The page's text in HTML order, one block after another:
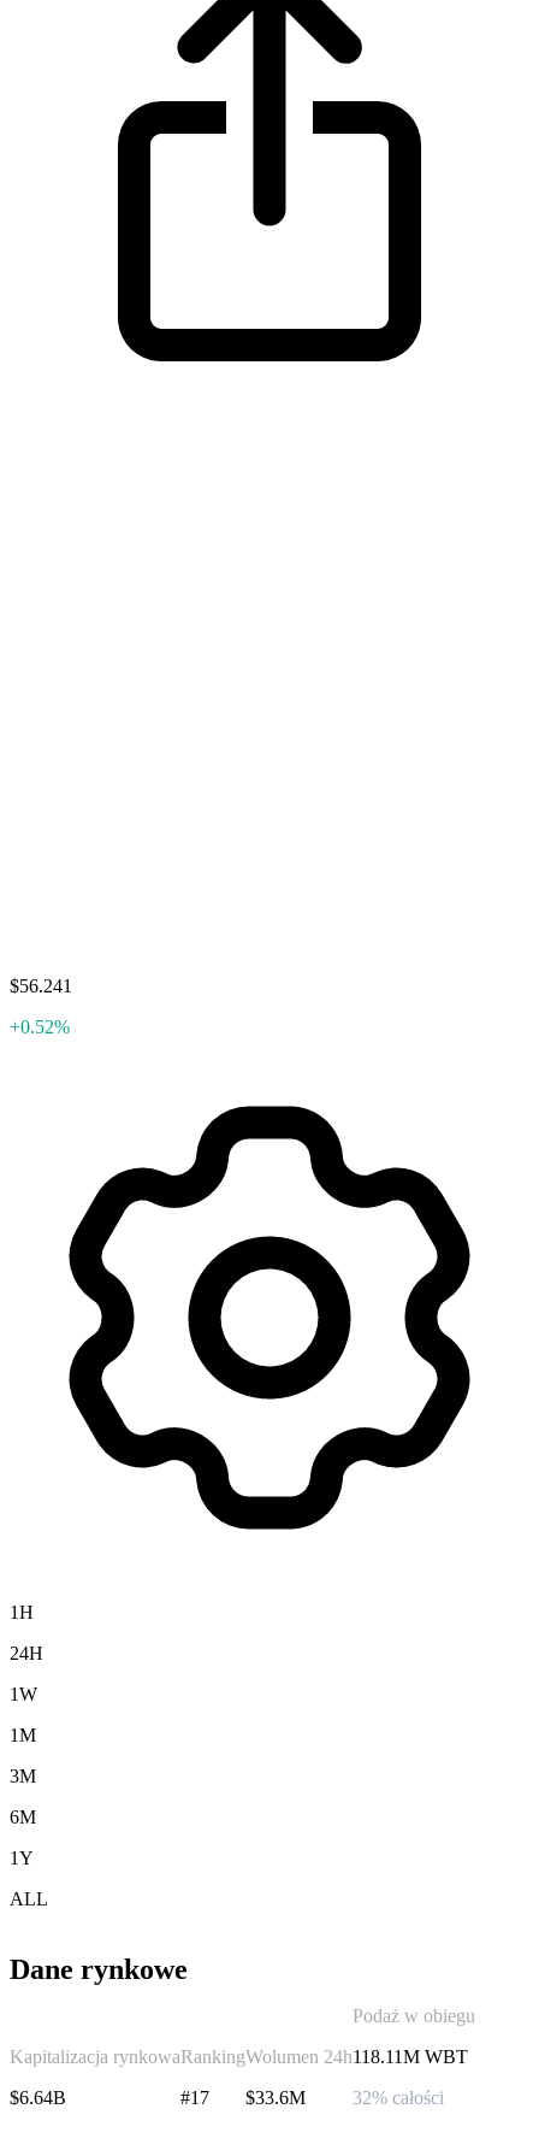
$56.241
+0.52%
1H
24H
1W
1M
3M
6M
1Y
ALL
Dane rynkowe
Kapitalizacja rynkowa
$6.64B
Ranking
#17
Wolumen 24h
$33.6M
Podaż w obiegu
118.11M WBT
32% całości